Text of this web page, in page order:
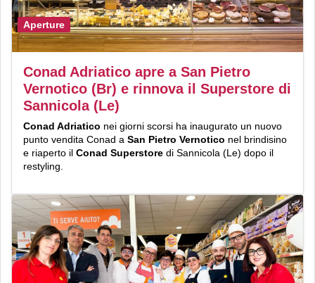
Aperture
Conad Adriatico apre a San Pietro
Vernotico (Br) e rinnova il Superstore di
Sannicola (Le)
Conad Adriatico nei giorni scorsi ha inaugurato un nuovo
punto vendita Conad a San Pietro Vernotico nel brindisino
e riaperto il Conad Superstore di Sannicola (Le) dopo il
restyling.